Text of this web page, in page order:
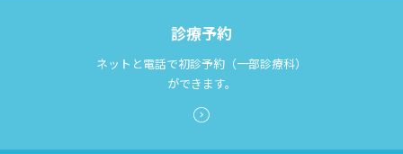
診療予約
ネットと電話で初診予約（一部診療科）
ができます。